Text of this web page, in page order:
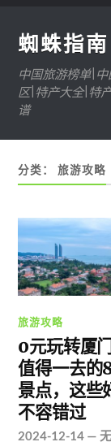
蜘蛛指南
中国旅游榜单|
区|特产大全|特
谱
分类：旅游攻略
旅游攻略
0元玩转厦
值得一去的
景点，这些
不容错过
2024-12-14 —